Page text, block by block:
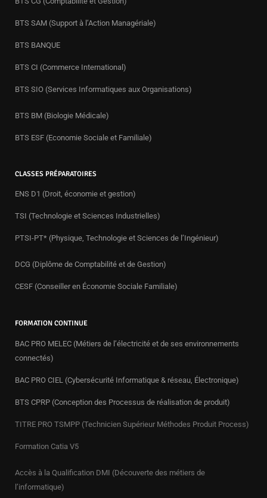
BTS SAM (Support à l’Action Managériale)
BTS BANQUE
BTS CI (Commerce International)
BTS SIO (Services Informatiques aux Organisations)
BTS BM (Biologie Médicale)
BTS ESF (Economie Sociale et Familiale)
CLASSES PRÉPARATOIRES
ENS D1 (Droit, économie et gestion)
TSI (Technologie et Sciences Industrielles)
PTSI-PT* (Physique, Technologie et Sciences de l’Ingénieur)
DCG (Diplôme de Comptabilité et de Gestion)
CESF (Conseiller en Économie Sociale Familiale)
FORMATION CONTINUE
BAC PRO MELEC (Métiers de l’électricité et de ses environnements
connectés)
BAC PRO CIEL (Cybersécurité Informatique & réseau, Électronique)
BTS CPRP (Conception des Processus de réalisation de produit)
TITRE PRO TSMPP (Technicien Supérieur Méthodes Produit Process)
Formation Catia V5
Accès à la Qualification DMI (Découverte des métiers de
l’informatique)